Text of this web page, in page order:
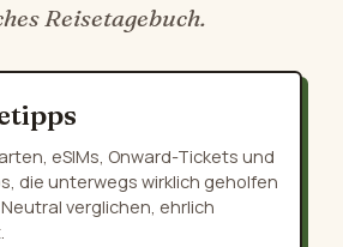
Reisetagebuch.
eSIMs, Onward-Tickets und
die unterwegs wirklich geholfen
verglichen, ehrlich